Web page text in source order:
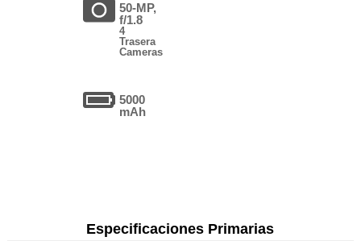
50-MP,
f/1.8
4
Trasera
Cameras
5000
mAh
Especificaciones Primarias